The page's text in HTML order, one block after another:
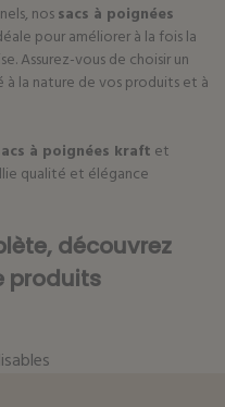
nossacs à poignées
pour améliorer à la fois la
Assurez-vous de choisir un
la nature de vos produits et à
à poignées kraft et
qualité et élégance
découvrez
produits